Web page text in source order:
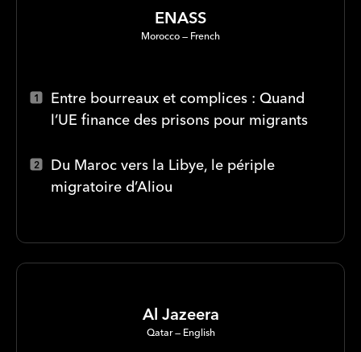
ENASS
Morocco French
Entre bourreaux et complices : Quand
l’UE finance des prisons pour migrants
Du Maroc vers la Libye, le périple
migratoire d’Aliou
Al Jazeera
Qatar English